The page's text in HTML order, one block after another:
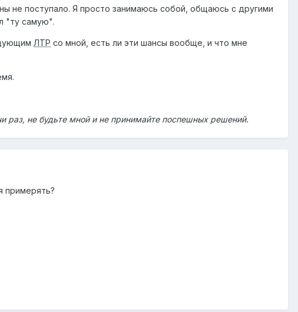
не поступало. Я просто занимаюсь собой, общаюсь с другими
"ту самую".
ЛТР со мной, есть ли эти шансы вообще, и что мне
раз, не будьте мной и не принимайте поспешных решений.
примерять?